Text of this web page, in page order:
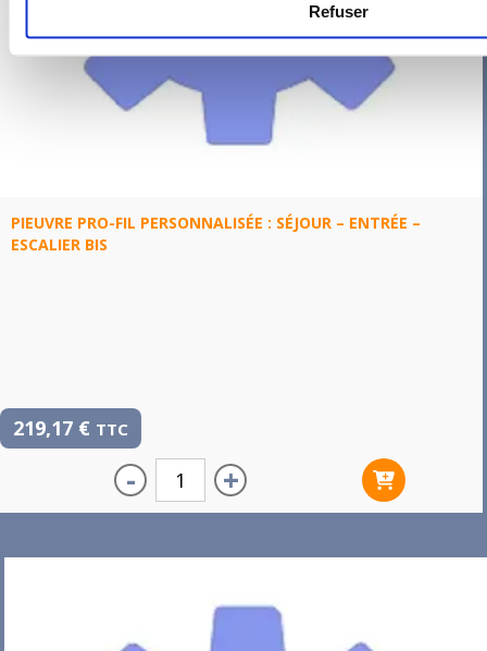
Refuser
PIEUVRE PRO-FIL PERSONNALISÉE : SÉJOUR – ENTRÉE –
ESCALIER BIS
219,17 € TTC
- +